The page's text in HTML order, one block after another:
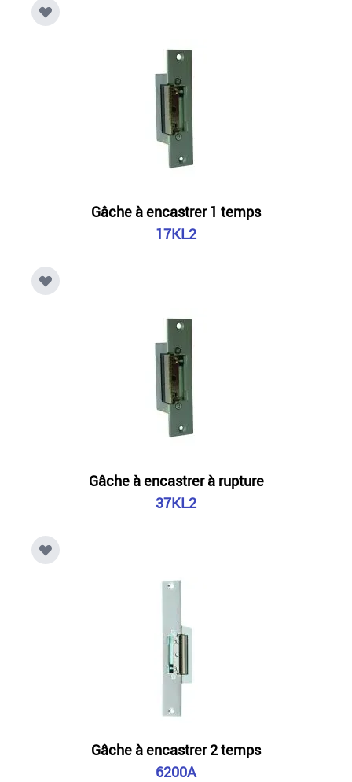
Gâche à encastrer 1 temps
17KL2
Gâche à encastrer à rupture
37KL2
Gâche à encastrer 2 temps
6200A